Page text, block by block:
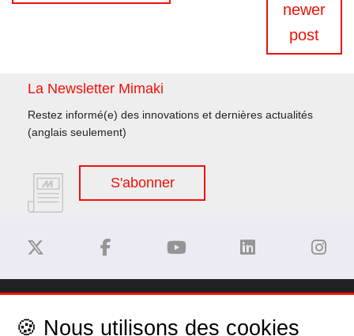
newer
post
La Newsletter Mimaki
Restez informé(e) des innovations et dernières actualités
(anglais seulement)
S'abonner
🍪 Nous utilisons des cookies